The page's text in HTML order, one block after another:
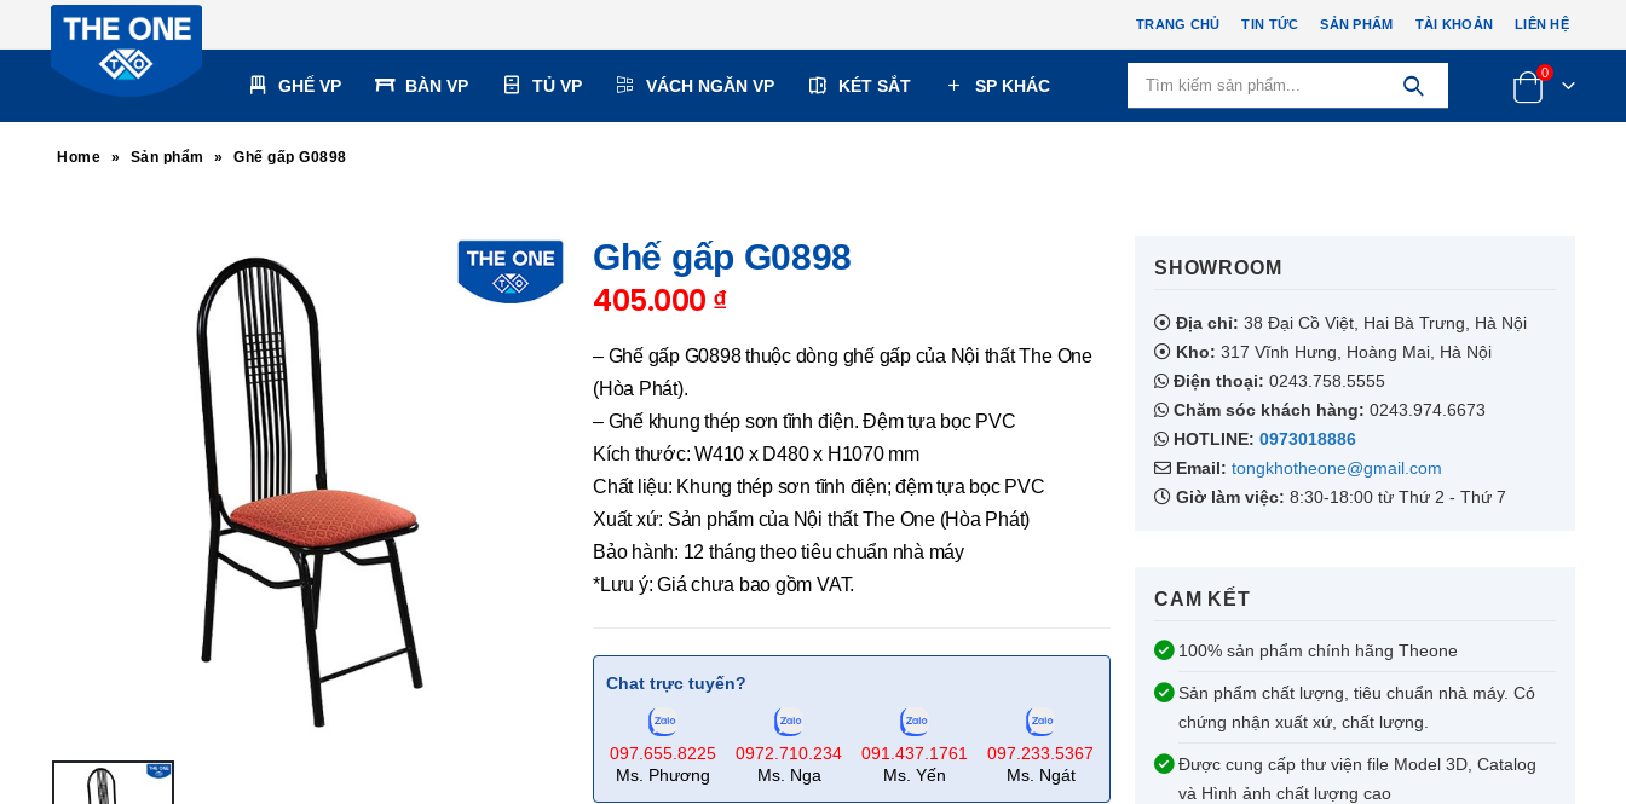
TRANG CHỦ TIN TỨC SẢN PHẨM TÀI KHOẢN LIÊN HỆ
GHẾ VP BÀN VP TỦ VP VÁCH NGĂN VP KÉT SẮT SP KHÁC
0
Home » Sản phẩm » Ghế gấp G0898
Ghế gấp G0898
405.000 ₫
– Ghế gấp G0898 thuộc dòng ghế gấp của Nội thất The One
(Hòa Phát).
– Ghế khung thép sơn tĩnh điện. Đệm tựa bọc PVC
Kích thước: W410 x D480 x H1070 mm
Chất liệu: Khung thép sơn tĩnh điện; đệm tựa bọc PVC
Xuất xứ: Sản phẩm của Nội thất The One (Hòa Phát)
Bảo hành: 12 tháng theo tiêu chuẩn nhà máy
*Lưu ý: Giá chưa bao gồm VAT.
Chat trực tuyến?
097.655.8225
Ms. Phương
0972.710.234
Ms. Nga
091.437.1761
Ms. Yến
097.233.5367
Ms. Ngát
SHOWROOM​
Địa chỉ: 38 Đại Cồ Việt, Hai Bà Trưng, Hà Nội
Kho: 317 Vĩnh Hưng, Hoàng Mai, Hà Nội
Điện thoại: 0243.758.5555
Chăm sóc khách hàng: 0243.974.6673
HOTLINE: 0973018886
Email: tongkhotheone@gmail.com
Giờ làm việc: 8:30-18:00 từ Thứ 2 - Thứ 7
CAM KẾT​
100% sản phẩm chính hãng Theone
Sản phẩm chất lượng, tiêu chuẩn nhà máy. Có
chứng nhận xuất xứ, chất lượng.
Được cung cấp thư viện file Model 3D, Catalog
và Hình ảnh chất lượng cao